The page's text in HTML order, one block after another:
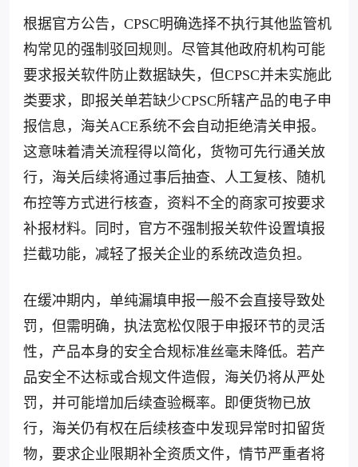
根据官方公告，CPSC明确选择不执行其他监管机
构常见的强制驳回规则。尽管其他政府机构可能
要求报关软件防止数据缺失，但CPSC并未实施此
类要求，即报关单若缺少CPSC所辖产品的电子申
报信息，海关ACE系统不会自动拒绝清关申报。
这意味着清关流程得以简化，货物可先行通关放
行，海关后续将通过事后抽查、人工复核、随机
布控等方式进行核查，资料不全的商家可按要求
补报材料。同时，官方不强制报关软件设置填报
拦截功能，减轻了报关企业的系统改造负担。
在缓冲期内，单纯漏填申报一般不会直接导致处
罚，但需明确，执法宽松仅限于申报环节的灵活
性，产品本身的安全合规标准丝毫未降低。若产
品安全不达标或合规文件造假，海关仍将从严处
罚，并可能增加后续查验概率。即便货物已放
行，海关仍有权在后续核查中发现异常时扣留货
物，要求企业限期补全资质文件，情节严重者将